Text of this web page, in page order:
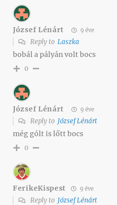
József Lénárt 9 éve
Reply to Laszka
bobál a pályán volt bocs
0
József Lénárt 9 éve
Reply to József Lénárt
még gólt is lőtt bocs
0
FerikeKispest 9 éve
Reply to József Lénárt